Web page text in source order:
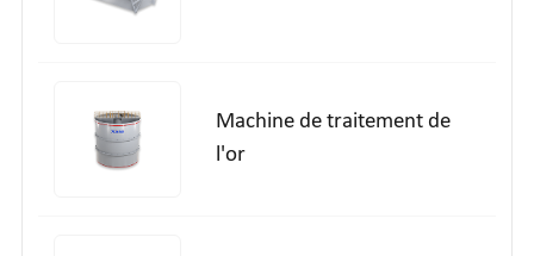
Machine de traitement de
l'or